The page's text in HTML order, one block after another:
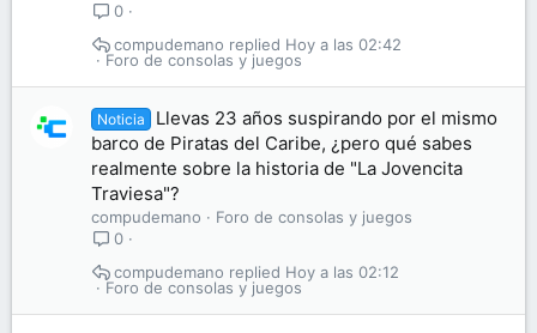
0
Foro de consolas y juegos
Hoy a las 02:42
compudemano
Noticia
Llevas 23 años suspirando por el mismo
barco de Piratas del Caribe, ¿pero qué sabes
realmente sobre la historia de "La Jovencita
Traviesa"?
compudemano
Foro de consolas y juegos
0
Foro de consolas y juegos
Hoy a las 02:12
compudemano